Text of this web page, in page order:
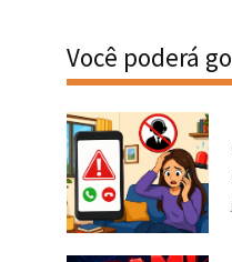
Você poderá